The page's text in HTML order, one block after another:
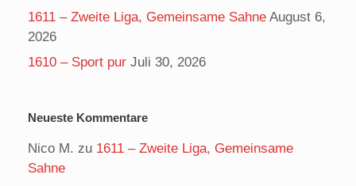
1611 – Zweite Liga, Gemeinsame Sahne August 6,
2026
1610 – Sport pur Juli 30, 2026
Neueste Kommentare
Nico M. zu 1611 – Zweite Liga, Gemeinsame
Sahne